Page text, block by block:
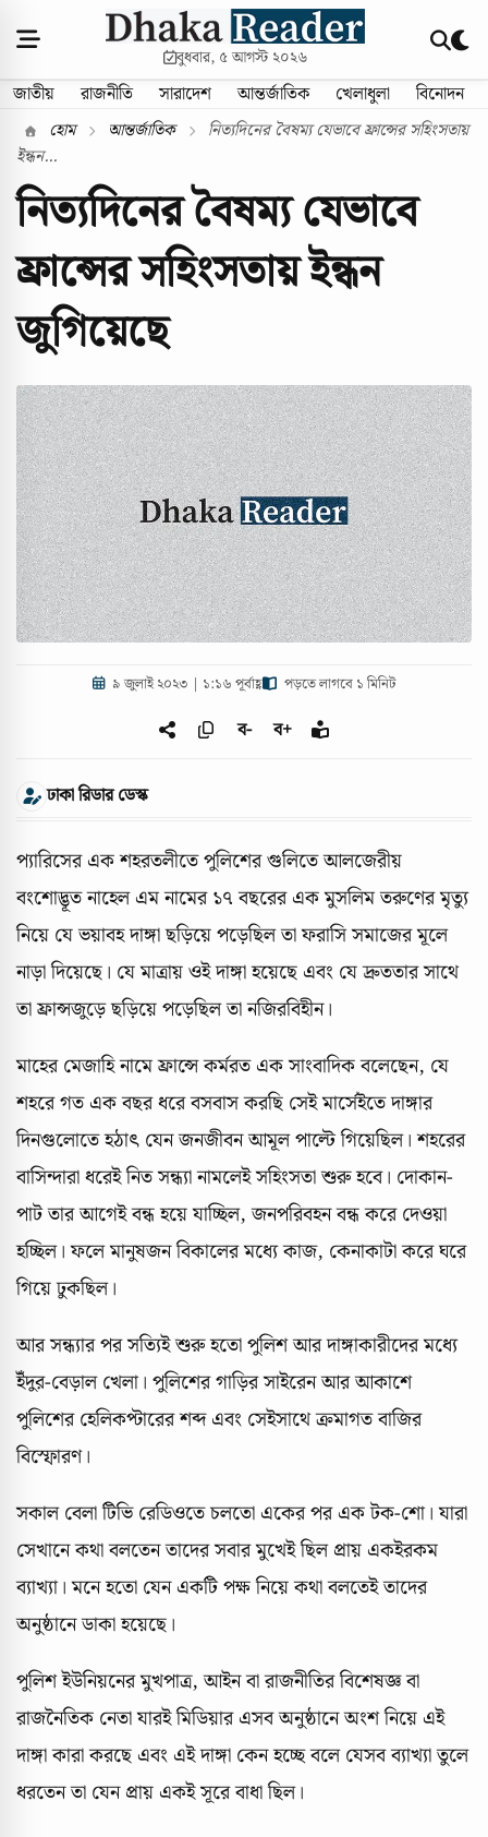
বুধবার, ৫ আগস্ট ২০২৬
জাতীয় রাজনীতি সারাদেশ আন্তর্জাতিক খেলাধুলা বিনোদন
হোম আন্তর্জাতিক
নিত্যদিনের বৈষম্য যেভাবে ফ্রান্সের সহিংসতায়
ইন্ধন...
নিত্যদিনের বৈষম্য যেভাবে
ফ্রান্সের সহিংসতায় ইন্ধন
জুগিয়েছে
৯ জুলাই ২০২৩ | ১:১৬ পূর্বাহ্ণ পড়তে লাগবে ১ মিনিট
ব- ব+
ঢাকা রিডার ডেস্ক
প্যারিসের এক শহরতলীতে পুলিশের গুলিতে আলজেরীয়
বংশোদ্ভূত নাহেল এম নামের ১৭ বছরের এক মুসলিম তরুণের মৃত্যু
নিয়ে যে ভয়াবহ দাঙ্গা ছড়িয়ে পড়েছিল তা ফরাসি সমাজের মূলে
নাড়া দিয়েছে। যে মাত্রায় ওই দাঙ্গা হয়েছে এবং যে দ্রুততার সাথে
তা ফ্রান্সজুড়ে ছড়িয়ে পড়েছিল তা নজিরবিহীন।
মাহের মেজাহি নামে ফ্রান্সে কর্মরত এক সাংবাদিক বলেছেন, যে
শহরে গত এক বছর ধরে বসবাস করছি সেই মার্সেইতে দাঙ্গার
দিনগুলোতে হঠাৎ যেন জনজীবন আমূল পাল্টে গিয়েছিল। শহরের
বাসিন্দারা ধরেই নিত সন্ধ্যা নামলেই সহিংসতা শুরু হবে। দোকান-
পাট তার আগেই বন্ধ হয়ে যাচ্ছিল, জনপরিবহন বন্ধ করে দেওয়া
হচ্ছিল। ফলে মানুষজন বিকালের মধ্যে কাজ, কেনাকাটা করে ঘরে
গিয়ে ঢুকছিল।
আর সন্ধ্যার পর সত্যিই শুরু হতো পুলিশ আর দাঙ্গাকারীদের মধ্যে
ইঁদুর-বেড়াল খেলা। পুলিশের গাড়ির সাইরেন আর আকাশে
পুলিশের হেলিকপ্টারের শব্দ এবং সেইসাথে ক্রমাগত বাজির
বিস্ফোরণ।
সকাল বেলা টিভি রেডিওতে চলতো একের পর এক টক-শো। যারা
সেখানে কথা বলতেন তাদের সবার মুখেই ছিল প্রায় একইরকম
ব্যাখ্যা। মনে হতো যেন একটি পক্ষ নিয়ে কথা বলতেই তাদের
অনুষ্ঠানে ডাকা হয়েছে।
পুলিশ ইউনিয়নের মুখপাত্র, আইন বা রাজনীতির বিশেষজ্ঞ বা
রাজনৈতিক নেতা যারই মিডিয়ার এসব অনুষ্ঠানে অংশ নিয়ে এই
দাঙ্গা কারা করছে এবং এই দাঙ্গা কেন হচ্ছে বলে যেসব ব্যাখ্যা তুলে
ধরতেন তা যেন প্রায় একই সূরে বাধা ছিল।